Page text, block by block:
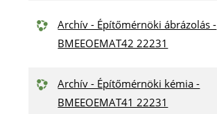
Archív - Építőmérnöki ábrázolás -
BMEEOEMAT42 22231
Archív - Építőmérnöki kémia -
BMEEOEMAT41 22231